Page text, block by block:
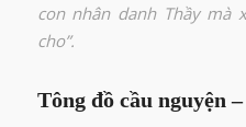
con nhân danh Thầy mà
cho”.
Tông đồ cầu nguyện